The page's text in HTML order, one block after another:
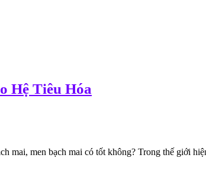
Hệ Tiêu Hóa
mai, men bạch mai có tốt không? Trong thế giới